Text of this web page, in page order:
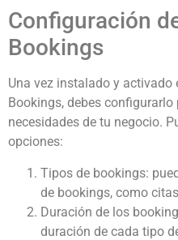
Configuración
Bookings
Una vez instalado y activado
Bookings, debes
necesidades de tu negocio.
opciones:
Tipos de bookings:
de bookings, como
Duración de los
duración de cada tipo